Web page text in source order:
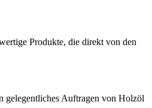
Produkte, die direkt‌ von den
⁢gelegentliches Auftragen von Holzöl